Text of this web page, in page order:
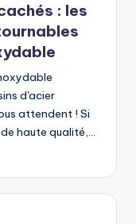
: les
d'acier
attendent ! Si
haute qualité,…